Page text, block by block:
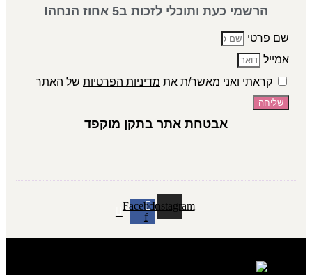
הרשמי כעת ותוכלי לזכות ב5 אחוז הנחה!
שם פרטי
אמייל
קראתי ואני מאשר/ת את מדיניות הפרטיות של האתר
שליחה
אבטחת אתר בתקן מוקפד
Instagram
Facebook-
f